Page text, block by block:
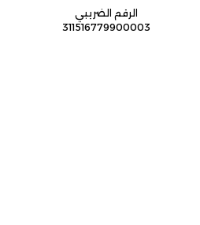
الرقم الضريبي
311516779900003